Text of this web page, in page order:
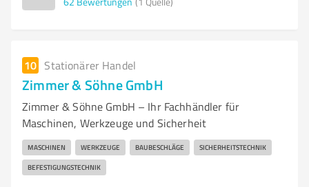
10 Stationärer Handel
Zimmer & Söhne GmbH
Zimmer & Söhne GmbH – Ihr Fachhändler für
Maschinen, Werkzeuge und Sicherheit
MASCHINEN WERKZEUGE BAUBESCHLÄGE SICHERHEITSTECHNIK
BEFESTIGUNGSTECHNIK